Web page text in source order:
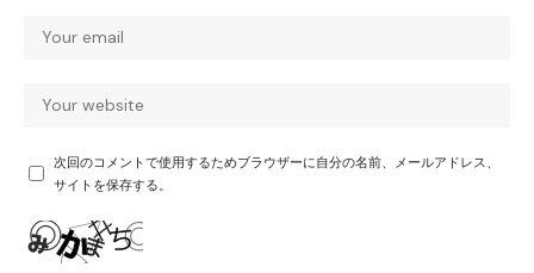
次回のコメントで使用するためブラウザーに自分の名前、メールアドレス、
サイトを保存する。